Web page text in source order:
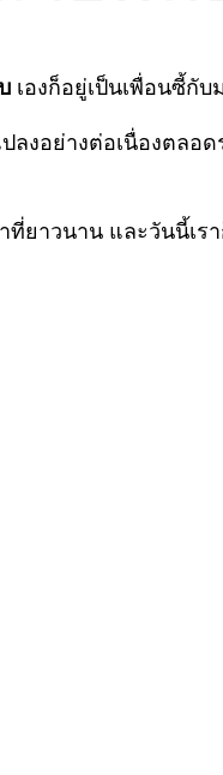
เองก็อยู่เป็นเพื่อนซี้กั
อย่างต่อเนื่องตลอด
ที่ยาวนาน และวันนี้เร